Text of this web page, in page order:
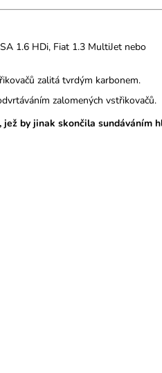
1.6 HDi, Fiat 1.3 MultiJet nebo
zalitá tvrdým karbonem.
zalomených vstřikovačů.
by jinak skončila sundáváním